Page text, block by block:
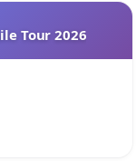
Tour 2026